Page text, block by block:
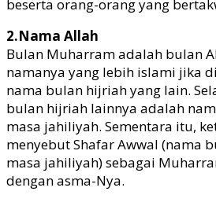
beserta orang-orang yang
2.Nama Allah
Bulan Muharram adalah bulan
namanya yang lebih islami jika
nama bulan hijriah yang lain.
bulan hijriah lainnya adalah
masa jahiliyah. Sementara itu,
menyebut Shafar Awwal (nama
masa jahiliyah) sebagai
dengan asma-Nya.